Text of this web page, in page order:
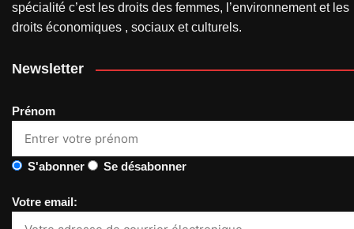
spécialité c’est les droits des femmes, l’environnement et les
droits économiques , sociaux et culturels.
Newsletter
Prénom
S'abonner Se désabonner
Votre email: